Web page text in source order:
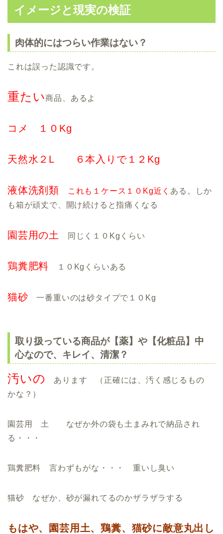
イメージと現実の検証
肉体的にはつらい作業はない？
これは誤った認識です。
重たい商品、あるよ
コメ １０Kg
天然水２L ６本入りで１２Kg
液体洗剤類 これも１ケース１０Kg近く ある。しか
も箱が頑丈で、開け続けると指痛くなる
園芸用の土 同じく１０Kgくらい
鶏糞肥料 １０Kgくらいある
猫砂 一番重いのは砂タイプで１０Kg
取り扱っている商品が【薬】や【化粧品】中
心なので、キレイ、清潔？
汚いの
あります （正確には、汚く感じるもの
かな？）
園芸用 土 なぜか外の袋も土まみれで納品され
る・・・
鶏糞肥料 言わずもがな・・・ 重いし臭い
猫砂 なぜか、砂が漏れてるのかザラザラする
もはや、園芸用土、鶏糞、猫砂に敵意丸出し